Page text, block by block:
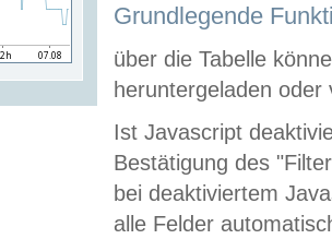
Grundlegende
über die Tabelle
heruntergeladen oder
Ist Javascript
Bestätigung des
bei deaktiviertem
alle Felder